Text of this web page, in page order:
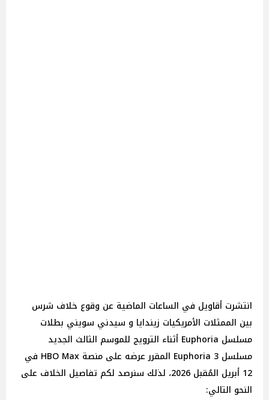
انتشرت أقاويل في الساعات الماضية عن وقوع خلاف شرس
بين الممثلات الأمريكيات زيندايا و سيدني سويني بطلات
مسلسل Euphoria أثناء الترويج للموسم الثالث الجديد
مسلسل 3 Euphoria المقرر عرضه على منصة HBO Max في
12 أبريل المُقبل 2026، لذلك سنرصد لكم تفاصيل الخلاف على
النحو التالي: